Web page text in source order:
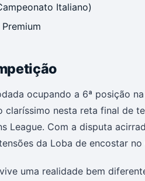
Italiano)
ocupando a 6ª posição
nesta reta final de
League. Com a disputa
da Loba de encostar no
uma realidade bem